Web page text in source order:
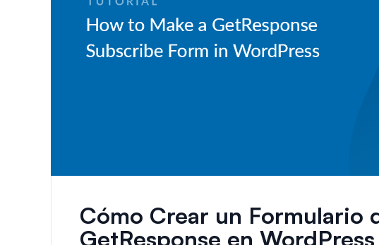
Cómo Crear un Formulario
GetResponse en WordPress